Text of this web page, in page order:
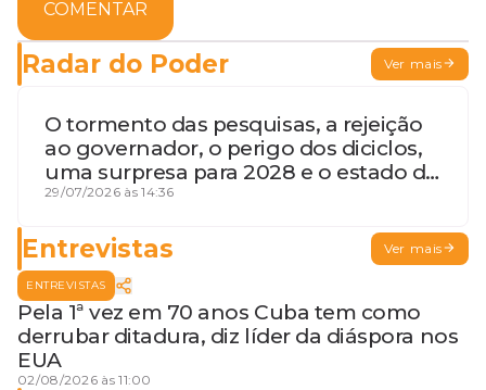
COMENTAR
Radar do Poder Ver mais
O tormento das pesquisas, a rejeição
ao governador, o perigo dos diciclos,
uma surpresa para 2028 e o estado de
terceira guerra mundial
29/07/2026 às 14:36
Entrevistas Ver mais
ENTREVISTAS
Pela 1ª vez em 70 anos Cuba tem como
derrubar ditadura, diz líder da diáspora nos
EUA
02/08/2026 às 11:00